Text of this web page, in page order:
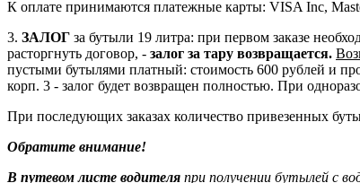
К оплате принимаются платежные карты: VISA Inc,
3. ЗАЛОГ за бутыли 19 литра: при первом заказе
расторгнуть договор, - залог за тару возвращается.
пустыми бутылями платный: стоимость 600 рублей и
корп. 3 - залог будет возвращен полностью. При
При последующих заказах количество привезенных
Обратите внимание!
В путевом листе водителя при получении бутылей с